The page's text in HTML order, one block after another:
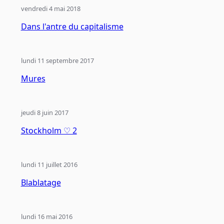
Dans l'antre du capitalisme
vendredi 4 mai 2018
Mures
lundi 11 septembre 2017
Stockholm ♡ 2
jeudi 8 juin 2017
Blablatage
lundi 11 juillet 2016
lundi 16 mai 2016